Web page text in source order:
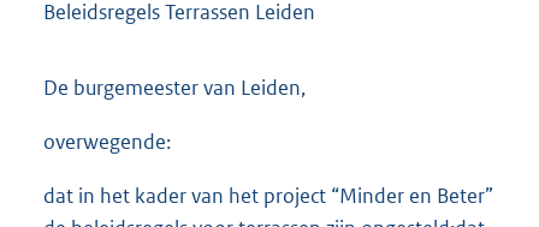
Beleidsregels Terrassen Leiden
De burgemeester van Leiden,
overwegende:
dat in het kader van het project “Minder en Beter”